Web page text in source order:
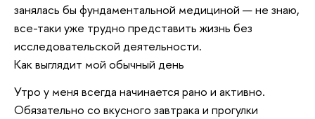
занялась бы фундаментальной медициной — не знаю,
все-таки уже трудно представить жизнь без
исследовательской деятельности.
Как выглядит мой обычный день
Утро у меня всегда начинается рано и активно.
Обязательно со вкусного завтрака и прогулки